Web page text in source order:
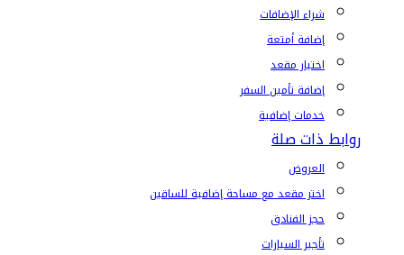
شراء الإضافات
إضافة أمتعة
اختيار مقعد
إضافة تأمين السفر
خدمات إضافية
روابط ذات صلة
العروض
اختر مقعد مع مساحة إضافية للساقين
حجز الفنادق
تأجير السيارات